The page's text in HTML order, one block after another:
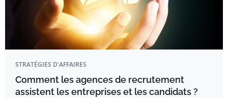
STRATÉGIES D'AFFAIRES
Comment les agences de recrutement
assistent les entreprises et les candidats ?